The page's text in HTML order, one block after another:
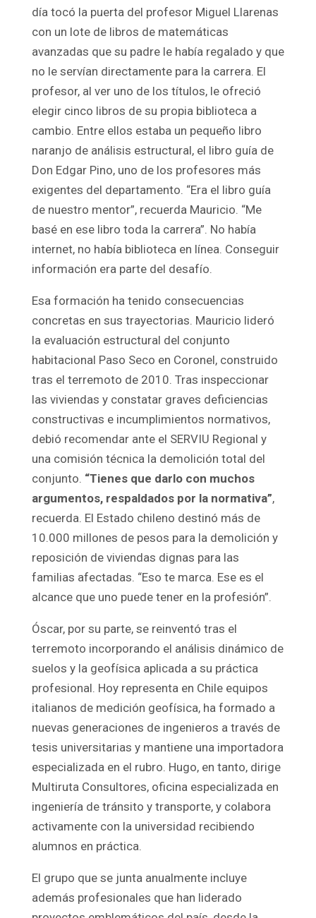
día tocó la puerta del profesor Miguel Llarenas
con un lote de libros de matemáticas
avanzadas que su padre le había regalado y que
no le servían directamente para la carrera. El
profesor, al ver uno de los títulos, le ofreció
elegir cinco libros de su propia biblioteca a
cambio. Entre ellos estaba un pequeño libro
naranjo de análisis estructural, el libro guía de
Don Edgar Pino, uno de los profesores más
exigentes del departamento. “Era el libro guía
de nuestro mentor”, recuerda Mauricio. “Me
basé en ese libro toda la carrera”. No había
internet, no había biblioteca en línea. Conseguir
información era parte del desafío.
Esa formación ha tenido consecuencias
concretas en sus trayectorias. Mauricio lideró
la evaluación estructural del conjunto
habitacional Paso Seco en Coronel, construido
tras el terremoto de 2010. Tras inspeccionar
las viviendas y constatar graves deficiencias
constructivas e incumplimientos normativos,
debió recomendar ante el SERVIU Regional y
una comisión técnica la demolición total del
conjunto. “Tienes que darlo con muchos
argumentos, respaldados por la normativa”,
recuerda. El Estado chileno destinó más de
10.000 millones de pesos para la demolición y
reposición de viviendas dignas para las
familias afectadas. “Eso te marca. Ese es el
alcance que uno puede tener en la profesión”.
Óscar, por su parte, se reinventó tras el
terremoto incorporando el análisis dinámico de
suelos y la geofísica aplicada a su práctica
profesional. Hoy representa en Chile equipos
italianos de medición geofísica, ha formado a
nuevas generaciones de ingenieros a través de
tesis universitarias y mantiene una importadora
especializada en el rubro. Hugo, en tanto, dirige
Multiruta Consultores, oficina especializada en
ingeniería de tránsito y transporte, y colabora
activamente con la universidad recibiendo
alumnos en práctica.
El grupo que se junta anualmente incluye
además profesionales que han liderado